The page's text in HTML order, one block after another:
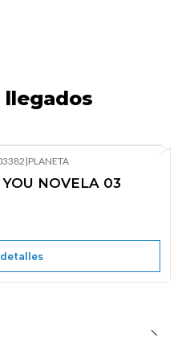
llegados
|PLANETA
NOVELA 03